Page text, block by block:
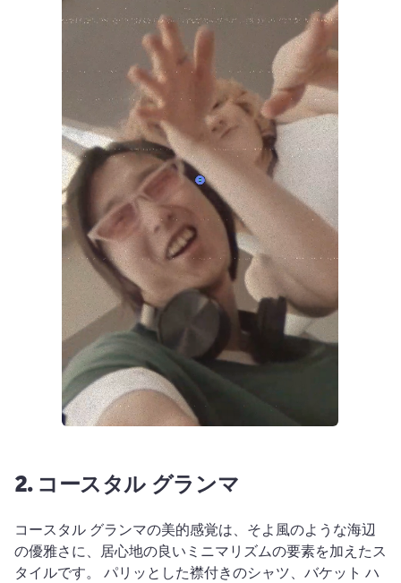
2. コースタル グランマ
コースタル グランマの美的感覚は、そよ風のような海辺
の優雅さに、居心地の良いミニマリズムの要素を加えたス
タイルです。 パリッとした襟付きのシャツ、バケット ハ